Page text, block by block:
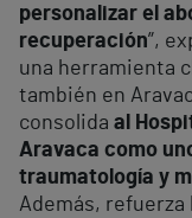
personalizar el
recuperación”,
una herramienta
también en
consolida al
Aravaca como
traumatología y
Además, refuerza